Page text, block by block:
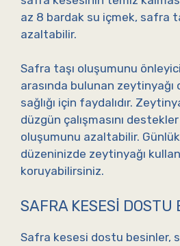
az 8 bardak su içmek, safra
azaltabilir.
Safra taşı oluşumunu
arasında bulunan
sağlığı için faydalıdır.
düzgün çalışmasını
oluşumunu azaltabilir.
düzeninizde zeytinyağı
koruyabilirsiniz.
SAFRA KESESI DOSTU
Safra kesesi dostu besinler,